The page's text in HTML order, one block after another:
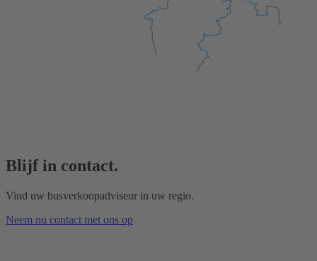
Blijf in contact.
Vind uw busverkoopadviseur in uw regio.
Neem nu contact met ons op